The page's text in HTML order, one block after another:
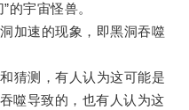
的宇宙怪兽。
速的现象，即黑洞吞噬
测，有人认为这可能是
噬导致的，也有人认为这